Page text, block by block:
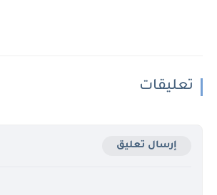
تعليقات
إرسال تعليق